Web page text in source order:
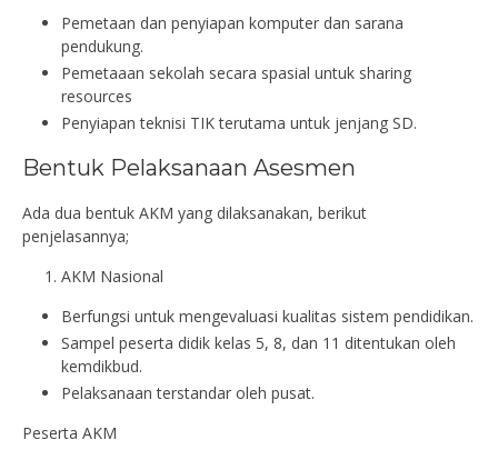
Pemetaan dan penyiapan komputer dan sarana
pendukung.
Pemetaaan sekolah secara spasial untuk sharing
resources
Penyiapan teknisi TIK terutama untuk jenjang SD.
Bentuk Pelaksanaan Asesmen
Ada dua bentuk AKM yang dilaksanakan, berikut
penjelasannya;
AKM Nasional
Berfungsi untuk mengevaluasi kualitas sistem pendidikan.
Sampel peserta didik kelas 5, 8, dan 11 ditentukan oleh
kemdikbud.
Pelaksanaan terstandar oleh pusat.
Peserta AKM